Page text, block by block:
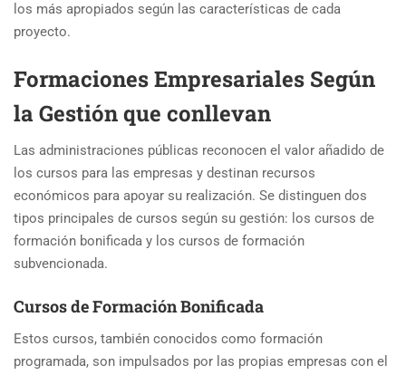
los más apropiados según las características de cada
proyecto.
Formaciones Empresariales Según
la Gestión que conllevan
Las administraciones públicas reconocen el valor añadido de
los cursos para las empresas y destinan recursos
económicos para apoyar su realización. Se distinguen dos
tipos principales de cursos según su gestión: los cursos de
formación bonificada y los cursos de formación
subvencionada.
Cursos de Formación Bonificada
Estos cursos, también conocidos como formación
programada, son impulsados por las propias empresas con el